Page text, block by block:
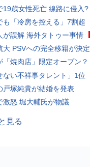
19歳女性死亡 線路に侵入?
も「冷房を控える」7割超
が誤解 海外タトゥー事情
大 PSVへの完全移籍が決定
「焼肉店」限定オープン？
ない不祥事タレント」1位
戸塚純貴が結婚を発表
激怒 堀大輔氏が物議
見る